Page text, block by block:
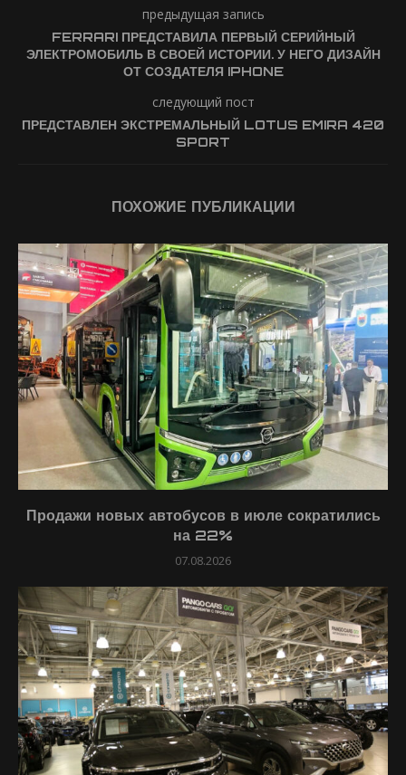
предыдущая запись
FERRARI ПРЕДСТАВИЛА ПЕРВЫЙ СЕРИЙНЫЙ
ЭЛЕКТРОМОБИЛЬ В СВОЕЙ ИСТОРИИ. У НЕГО ДИЗАЙН
ОТ СОЗДАТЕЛЯ IPHONE
следующий пост
ПРЕДСТАВЛЕН ЭКСТРЕМАЛЬНЫЙ LOTUS EMIRA 420
SPORT
ПОХОЖИЕ ПУБЛИКАЦИИ
Продажи новых автобусов в июле сократились
на 22%
07.08.2026